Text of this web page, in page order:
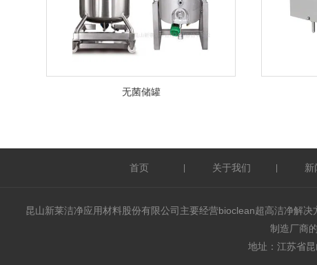
无菌储罐
首页 关于我们 新
昆山新莱洁净应用材料股份有限公司主要经营bioclean超高洁净解
制造厂商
地址：江苏省